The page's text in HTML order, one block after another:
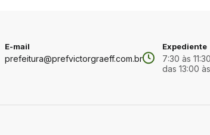
E-mail
prefeitura@prefvictorgraeff.com.br
Expediente
7:30 às
das 13:00